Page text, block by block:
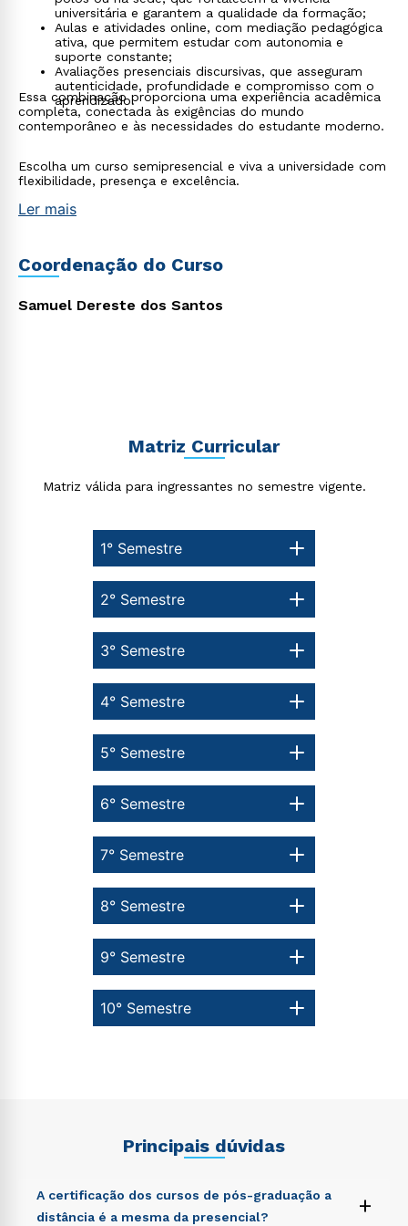
universitária e garantem a qualidade da formação;
Aulas e atividades online, com mediação pedagógica
ativa, que permitem estudar com autonomia e
suporte constante;
Avaliações presenciais discursivas, que asseguram
autenticidade, profundidade e compromisso com o
aprendizado.
Essa combinação proporciona uma experiência acadêmica
completa, conectada às exigências do mundo
contemporâneo e às necessidades do estudante moderno.
Escolha um curso semipresencial e viva a universidade com
flexibilidade, presença e excelência.
Ler mais
Coordenação do Curso
Samuel Dereste dos Santos
Matriz Curricular
Matriz válida para ingressantes no semestre vigente.
1° Semestre
10° Semestre
9° Semestre
8° Semestre
7° Semestre
6° Semestre
5° Semestre
4° Semestre
3° Semestre
2° Semestre
Principais dúvidas
A certificação dos cursos de pós-graduação a
distância é a mesma da presencial?
+
Rápido e fácil
WhatsApp